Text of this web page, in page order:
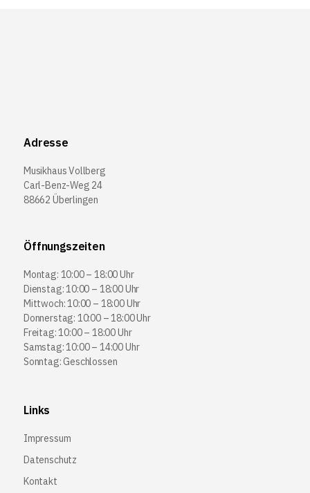
Adresse
Musikhaus Vollberg
Carl-Benz-Weg 24
88662 Überlingen
Öffnungszeiten
Montag: 10:00 – 18:00 Uhr
Dienstag: 10:00 – 18:00 Uhr
Mittwoch: 10:00 – 18:00 Uhr
Donnerstag: 10:00 – 18:00 Uhr
Freitag: 10:00 – 18:00 Uhr
Samstag: 10:00 – 14:00 Uhr
Sonntag: Geschlossen
Links
Impressum
Datenschutz
Kontakt